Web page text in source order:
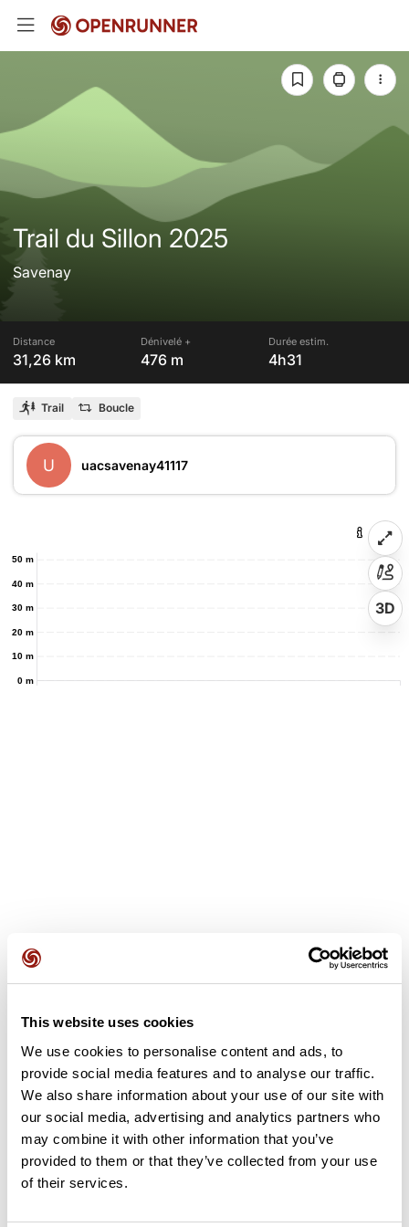
This website uses cookies
We use cookies to personalise content and ads, to
provide social media features and to analyse our traffic.
We also share information about your use of our site with
our social media, advertising and analytics partners who
may combine it with other information that you’ve
provided to them or that they’ve collected from your use
of their services.
Trail du Sillon 2025
Savenay
Distance
31,26 km
Dénivelé +
476 m
Durée estim.
4h31
Trail Boucle
U uacsavenay41117
0 m
10 m
20 m
30 m
40 m
50 m
3D
Ajouter un avis
Découvrez ce parcours de trail de 31,3 km à proximité de